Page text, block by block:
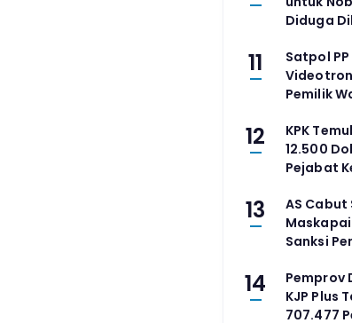
Diduga
11
Satpol
Videotron
Pemilik
Rp100
12
KPK
12.500
Pejabat
13
AS
Sanksi
14
Pemprov
KJP Plus
707.477